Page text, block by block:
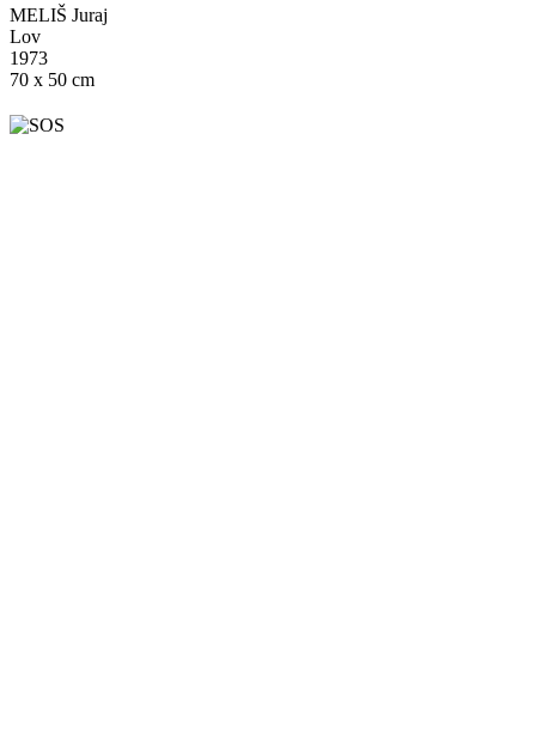
MELIŠ Juraj
Lov
1973
70 x 50 cm